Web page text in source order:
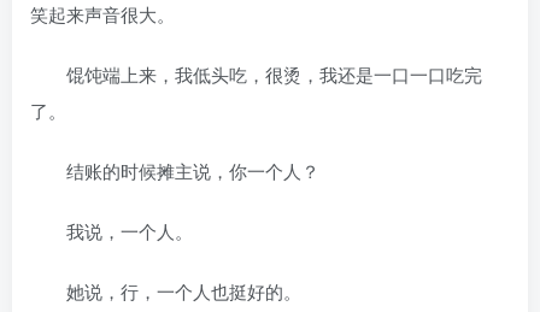
笑起来声音很大。
馄饨端上来，我低头吃，很烫，我还是一口一口吃完
了。
结账的时候摊主说，你一个人？
我说，一个人。
她说，行，一个人也挺好的。